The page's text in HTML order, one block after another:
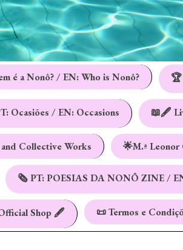
é a Nonô? / EN: Who is Nonô?
Ocasiões / EN: Occasions 📖🖋️
Collective Works 🌟M.ª
🗞️ PT: POESIAS DA NONÔ ZINE /
Shop 🖋️ 📜 Termos e